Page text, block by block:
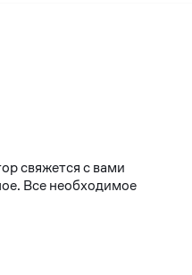
свяжется с вами
Все необходимое